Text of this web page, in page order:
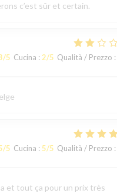
c’est sûr et certain.
/5 Cucina : 2/5 Qualità / Prezzo :
/5 Cucina : 5/5 Qualità / Prezzo :
et tout ça pour un prix très